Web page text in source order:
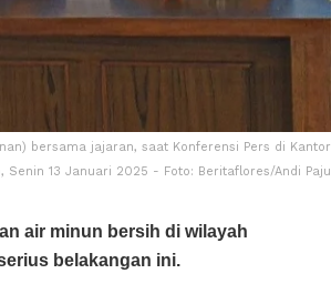
bersama jajaran, saat Konferensi Pers di Kantor
Senin 13 Januari 2025 - Foto: Beritaflores/Andi Paju
air minun bersih di wilayah
belakangan ini.